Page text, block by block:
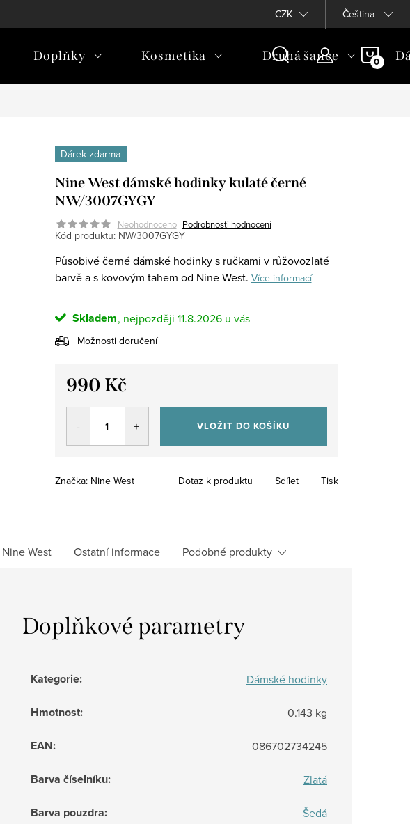
CZK Čeština
Doplňky Kosmetika Druhá šance
Dárek zdarma
Nine West dámské hodinky kulaté černé
NW/3007GYGY
Neohodnoceno Podrobnosti hodnocení
Kód produktu: NW/3007GYGY
Působivé černé dámské hodinky s ručkami v růžovozlaté
barvě a s kovovým tahem od Nine West. Více informací
Skladem 11.8.2026
Možnosti doručení
990 Kč
Měrná
VLOŽIT DO KOŠÍKU
Značka: Nine West Tisk
Dotaz k produktu Sdílet
Nine West Ostatní informace Podobné produkty
Doplňkové parametry
Kategorie: Dámské hodinky
Hmotnost: 0.143 kg
EAN: 086702734245
Barva číselníku: Zlatá
Barva pouzdra: Šedá